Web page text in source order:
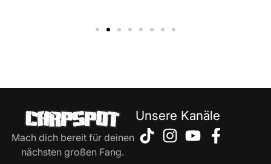
Mach dich bereit für deinen
nächsten großen Fang.
Unsere Kanäle